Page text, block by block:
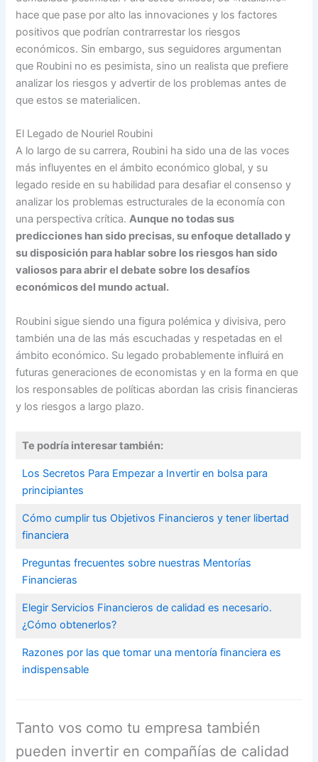
hace que pase por alto las innovaciones y los factores
positivos que podrían contrarrestar los riesgos
económicos. Sin embargo, sus seguidores argumentan
que Roubini no es pesimista, sino un realista que prefiere
analizar los riesgos y advertir de los problemas antes de
que estos se materialicen.
El Legado de Nouriel Roubini
A lo largo de su carrera, Roubini ha sido una de las voces
más influyentes en el ámbito económico global, y su
legado reside en su habilidad para desafiar el consenso y
analizar los problemas estructurales de la economía con
una perspectiva crítica.Aunque no todas sus
predicciones han sido precisas, su enfoque detallado y
su disposición para hablar sobre los riesgos han sido
valiosos para abrir el debate sobre los desafíos
económicos del mundo actual.
Roubini sigue siendo una figura polémica y divisiva, pero
también una de las más escuchadas y respetadas en el
ámbito económico. Su legado probablemente influirá en
futuras generaciones de economistas y en la forma en que
los responsables de políticas abordan las crisis financieras
y los riesgos a largo plazo.
Te podría interesar también:
Los Secretos Para Empezar a Invertir en bolsa para
principiantes
Cómo cumplir tus Objetivos Financieros y tener libertad
financiera
Preguntas frecuentes sobre nuestras Mentorías
Financieras
Elegir Servicios Financieros de calidad es necesario.
¿Cómo obtenerlos?
Razones por las que tomar una mentoría financiera es
indispensable
Tanto vos como tu empresa también
pueden invertir en compañías de calidad